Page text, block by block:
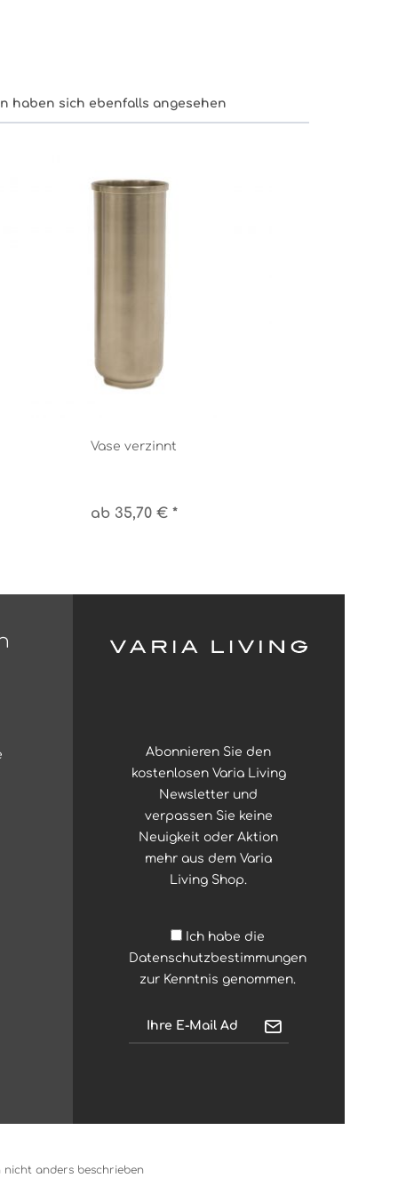
haben sich ebenfalls angesehen
Vase verzinnt
ab 35,70 € *
Abonnieren Sie den
kostenlosen Varia Living
Newsletter und
verpassen Sie keine
Neuigkeit oder Aktion
mehr aus dem Varia
Living Shop.
Ich habe die
Datenschutzbestimmungen
zur Kenntnis genommen.
anders beschrieben